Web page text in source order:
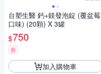
台塑生醫 鈣+鎂發泡錠 (覆盆莓
口味) (20顆) X 3罐
$750
券
加入購物車